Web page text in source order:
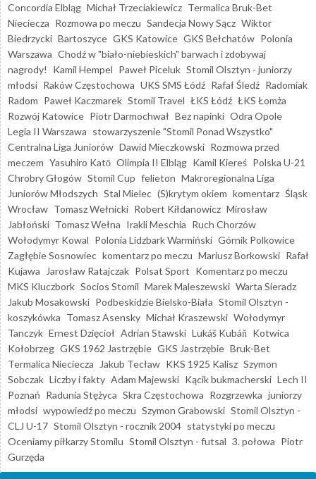
Concordia Elbląg Michał Trzeciakiewicz Termalica Bruk-Bet
Nieciecza Rozmowa po meczu Sandecja Nowy Sącz Wiktor
Biedrzycki Bartoszyce GKS Katowice GKS Bełchatów Polonia
Warszawa Chodź w "biało-niebieskich" barwach i zdobywaj
nagrody!
Kamil Hempel Paweł Piceluk Stomil Olsztyn - juniorzy
młodsi Raków Częstochowa UKS SMS Łódź Rafał Śledź Radomiak
Radom Paweł Kaczmarek Stomil Travel ŁKS Łódź ŁKS Łomża
Rozwój Katowice Piotr Darmochwał Bez napinki Odra Opole
Legia II Warszawa stowarzyszenie "Stomil Ponad Wszystko"
Centralna Liga Juniorów Dawid Mieczkowski Rozmowa przed
meczem Yasuhiro Katō Olimpia II Elbląg Kamil Kiereś Polska U-21
Chrobry Głogów Stomil Cup felieton Makroregionalna Liga
Juniorów Młodszych Stal Mielec (S)krytym okiem komentarz Śląsk
Wrocław Tomasz Wełnicki Robert Kiłdanowicz Mirosław
Jabłoński Tomasz Wełna Irakli Meschia Ruch Chorzów
Wołodymyr Kowal Polonia Lidzbark Warmiński Górnik Polkowice
Zagłębie Sosnowiec komentarz po meczu Mariusz Borkowski Rafał
Kujawa
Jarosław Ratajczak Polsat Sport Komentarz po meczu
MKS Kluczbork Socios Stomil Marek Maleszewski Warta Sieradz
Jakub Mosakowski Podbeskidzie Bielsko-Biała Stomil Olsztyn -
koszykówka Tomasz Asensky Michał Kraszewski Wołodymyr
Tanczyk Ernest Dzięcioł Adrian Stawski Lukáš Kubáň Kotwica
Kołobrzeg GKS 1962 Jastrzębie GKS Jastrzębie Bruk-Bet
Termalica Nieciecza
Jakub Tecław KKS 1925 Kalisz Szymon
Sobczak Liczby i fakty Adam Majewski Kącik bukmacherski Lech II
Poznań Radunia Stężyca Skra Częstochowa Rozgrzewka juniorzy
młodsi wypowiedź po meczu Szymon Grabowski Stomil Olsztyn -
CLJ U-17 Stomil Olsztyn - rocznik 2004 statystyki po meczu
Oceniamy piłkarzy Stomilu Stomil Olsztyn - futsal 3. połowa Piotr
Gurzęda